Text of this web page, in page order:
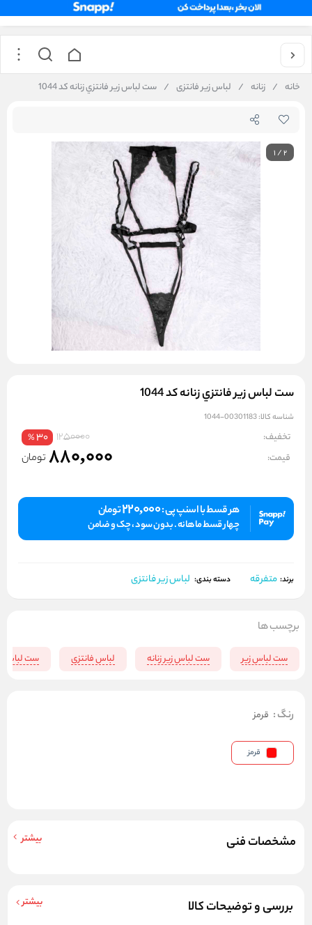
خانه / زنانه / لباس زیر فانتزی / ست لباس زير فانتزي زنانه کد 1044
1/2
ست لباس زير فانتزي زنانه کد 1044
شناسه کالا:00301183-1044
تخفیف: 1250000
30
%
قیمت: 880,000 تومان
هر قسط با اسنپ پی :220,000تومان
چهار قسط ماهانه . بدون سود ، چک و ضامن
برند: متفرقه دسته بندی: لباس زیر فانتزی
مشخصات فنی بیشتر
بررسی و توضیحات کالا بیشتر
برچسب ها
ست لباس زیر ست لباس زیر زنانه لباس فانتزی ست لباس
رنگ: قرمز
قرمز